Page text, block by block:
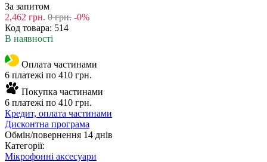
За запитом
2,462 грн. 0 грн. -0%
Код товара: 514
В наявності
Оплата частинами
6 платежі по 410 грн.
Покупка частинами
6 платежі по 410 грн.
Кредит, оплата частинами
Дисконтна програма
Обмін/повернення 14 днів
Категорії:
Мікрофонні аксесуари